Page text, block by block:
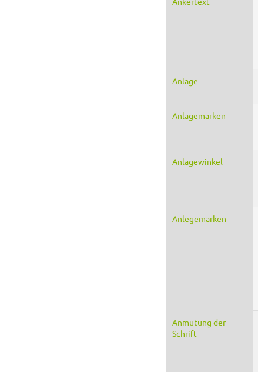
Anlage
Anlagemarken
Anlagewinkel
Anlegemarken
Anmutung der
Schrift